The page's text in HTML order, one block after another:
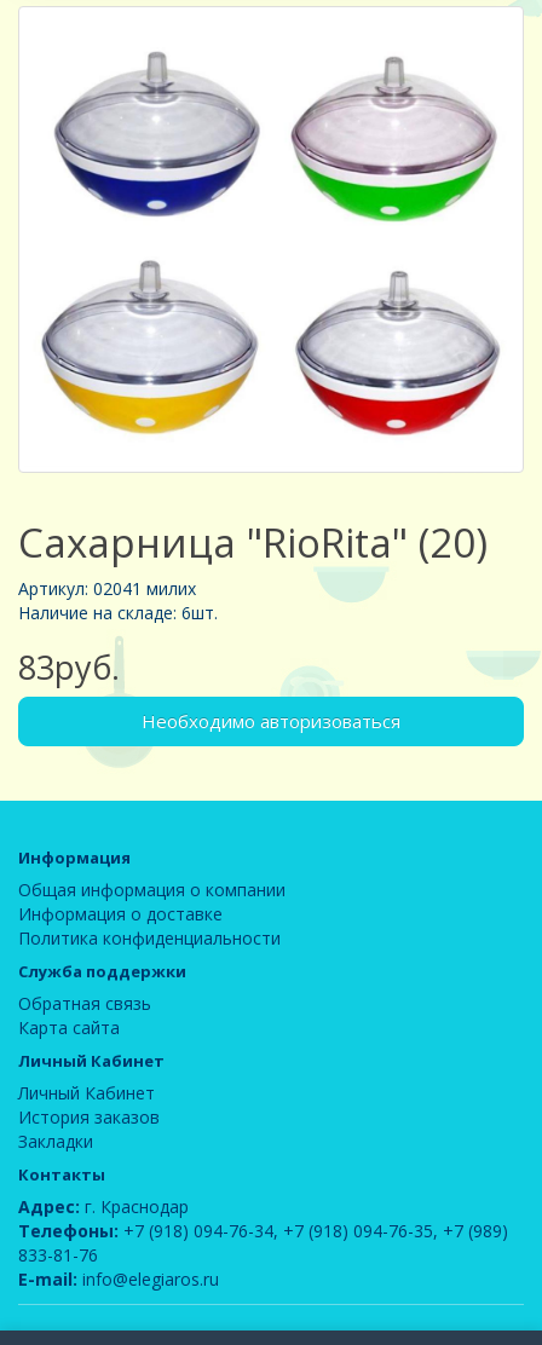
Сахарница "RioRita" (20)
Артикул: 02041 милих
Наличие на складе: 6шт.
83руб.
Необходимо авторизоваться
Информация
Общая информация о компании
Информация о доставке
Политика конфиденциальности
Служба поддержки
Обратная связь
Карта сайта
Личный Кабинет
Личный Кабинет
История заказов
Закладки
Контакты
Адрес: г. Краснодар
Телефоны: +7 (918) 094-76-34, +7 (918) 094-76-35, +7 (989)
833-81-76
E-mail: info@elegiaros.ru
ООО "Новелла"© 2026